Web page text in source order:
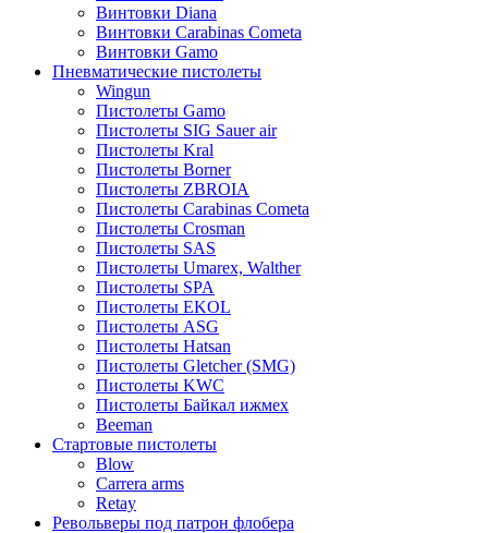
Винтовки Diana
Винтовки Carabinas Cometa
Винтовки Gamo
Пневматические пистолеты
Wingun
Пистолеты Gamo
Пистолеты SIG Sauer air
Пистолеты Kral
Пистолеты Borner
Пистолеты ZBROIA
Пистолеты Carabinas Cometa
Пистолеты Crosman
Пистолеты SAS
Пистолеты Umarex, Walther
Пистолеты SPA
Пистолеты EKOL
Пистолеты ASG
Пистолеты Hatsan
Пистолеты Gletcher (SMG)
Пистолеты KWC
Пистолеты Байкал ижмех
Beeman
Стартовые пистолеты
Blow
Carrera arms
Retay
Револьверы под патрон флобера